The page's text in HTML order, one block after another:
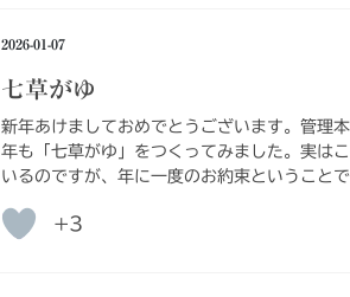
2026-01-07
七草がゆ
新年あけましておめでとうございます。管理
年も「七草がゆ」をつくってみました。実は
いるのですが、年に一度のお約束ということ
+3